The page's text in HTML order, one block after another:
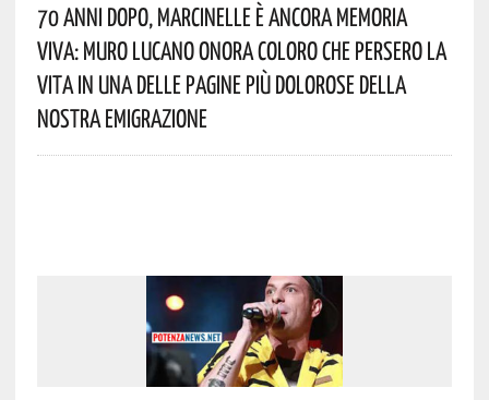
70 Anni Dopo, Marcinelle È Ancora Memoria
Viva: Muro Lucano Onora Coloro Che Persero La
Vita In Una Delle Pagine Più Dolorose Della
Nostra Emigrazione